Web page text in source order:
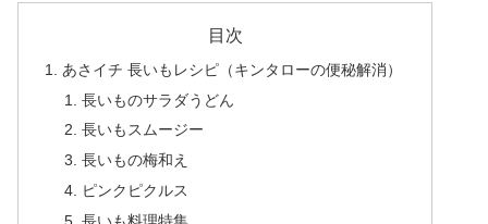
目次
あさイチ 長いもレシピ（キンタローの便秘解消）
長いものサラダうどん
長いもスムージー
長いもの梅和え
ピンクピクルス